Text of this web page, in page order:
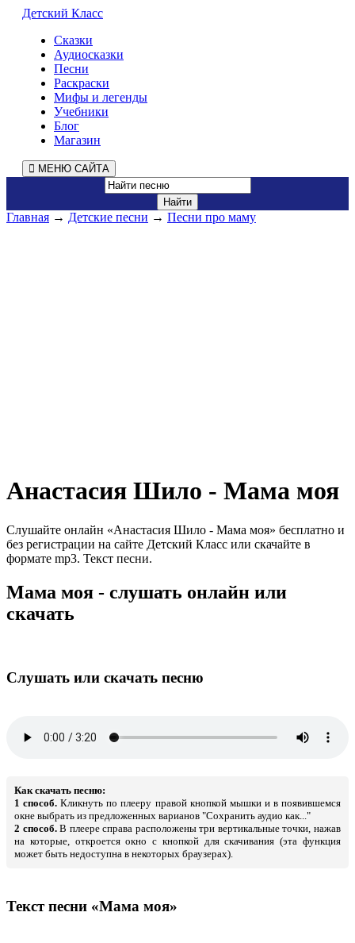
Детский Класс
Сказки
Аудиосказки
Песни
Раскраски
Мифы и легенды
Учебники
Блог
Магазин
МЕНЮ САЙТА
Главная → Детские песни → Песни про маму
Анастасия Шило - Мама моя
Слушайте онлайн «Анастасия Шило - Мама моя» бесплатно и
без регистрации на сайте Детский Класс или скачайте в
формате mp3. Текст песни.
Мама моя - слушать онлайн или
скачать
Слушать или скачать песню
Как скачать песню:
1 способ. Кликнуть по плееру правой кнопкой мышки и в появившемся
окне выбрать из предложенных варианов "Сохранить аудио как..."
2 способ.В плеере справа расположены три вертикальные точки, нажав
на которые, откроется окно с кнопкой для скачивания (эта функция
может быть недоступна в некоторых браузерах).
Текст песни «Мама моя»